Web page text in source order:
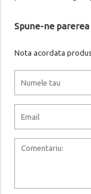
Spune-ne
Nota acordata